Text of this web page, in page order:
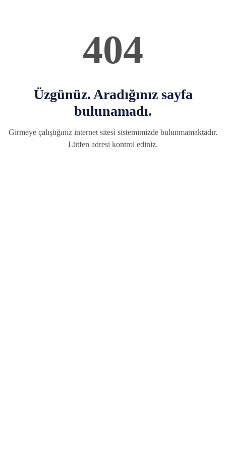
404
Üzgünüz. Aradığınız sayfa
bulunamadı.
Girmeye çalıştığınız internet sitesi sistemimizde bulunmamaktadır.
Lütfen adresi kontrol ediniz.